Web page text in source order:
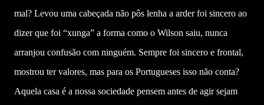
mal? Levou uma cabeçada não pôs lenha a arder foi sincero ao
dizer que foi “xunga” a forma como o Wilson saiu, nunca
arranjou confusão com ninguém. Sempre foi sincero e frontal,
mostrou ter valores, mas para os Portugueses isso não conta?
Aquela casa é a nossa sociedade pensem antes de agir sejam